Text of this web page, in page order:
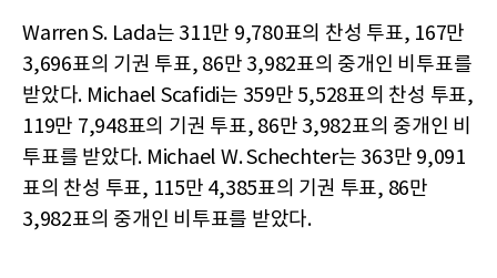
Warren S. Lada는 311만 9,780표의 찬성 투표, 167만
3,696표의 기권 투표, 86만 3,982표의 중개인 비투표를
받았다. Michael Scafidi는 359만 5,528표의 찬성 투표,
119만 7,948표의 기권 투표, 86만 3,982표의 중개인 비
투표를 받았다. Michael W. Schechter는 363만 9,091
표의 찬성 투표, 115만 4,385표의 기권 투표, 86만
3,982표의 중개인 비투표를 받았다.